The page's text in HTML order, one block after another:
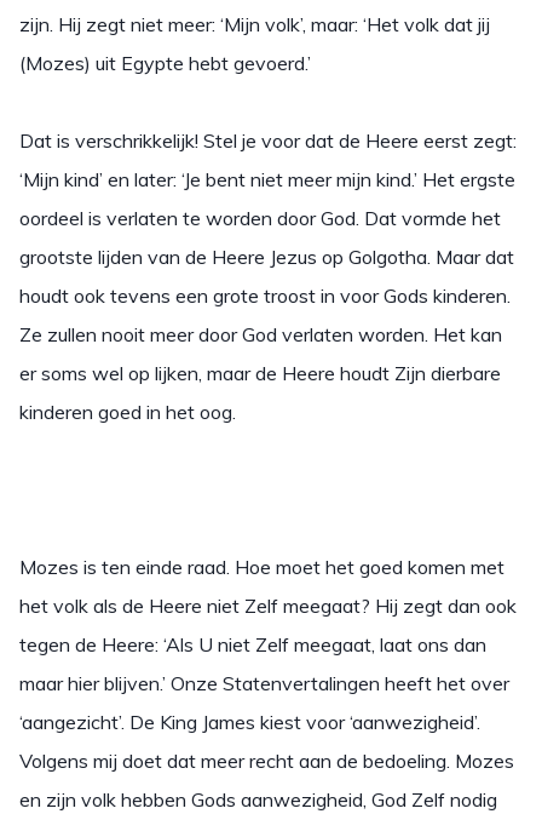
zijn. Hij zegt niet meer: ‘Mijn volk’, maar: ‘Het volk dat jij
(Mozes) uit Egypte hebt gevoerd.’
Dat is verschrikkelijk! Stel je voor dat de Heere eerst zegt:
‘Mijn kind’ en later: ‘Je bent niet meer mijn kind.’ Het ergste
oordeel is verlaten te worden door God. Dat vormde het
grootste lijden van de Heere Jezus op Golgotha. Maar dat
houdt ook tevens een grote troost in voor Gods kinderen.
Ze zullen nooit meer door God verlaten worden. Het kan
er soms wel op lijken, maar de Heere houdt Zijn dierbare
kinderen goed in het oog.
Mozes is ten einde raad. Hoe moet het goed komen met
het volk als de Heere niet Zelf meegaat? Hij zegt dan ook
tegen de Heere: ‘Als U niet Zelf meegaat, laat ons dan
maar hier blijven.’ Onze Statenvertalingen heeft het over
‘aangezicht’. De King James kiest voor ‘aanwezigheid’.
Volgens mij doet dat meer recht aan de bedoeling. Mozes
en zijn volk hebben Gods aanwezigheid, God Zelf nodig